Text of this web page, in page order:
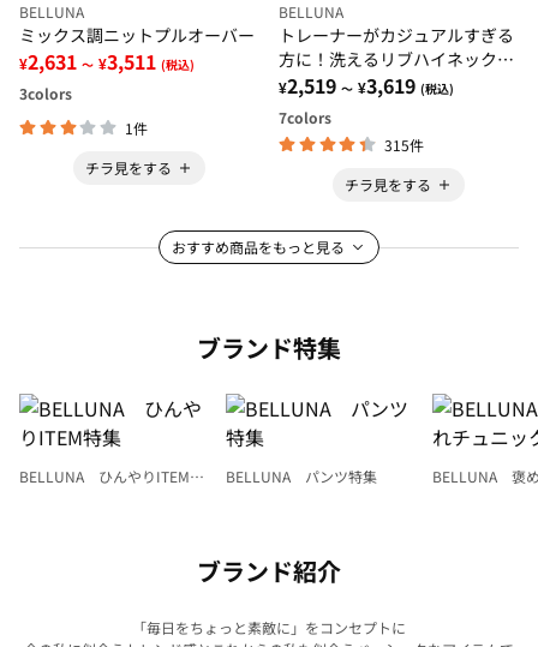
BELLUNA
ミックス調ニットプルオーバー
¥2,631 ～ ¥3,511 (税込)
3colors
1件
チラ見をする
BELLUNA
トレーナーがカジュアルすぎる
方に！洗えるリブハイネックニ
ット
¥2,519 ～ ¥3,619 (税込)
7colors
315件
チラ見をする
おすすめ商品をもっと見る
ブランド特集
BELLUNA ひんやりITEM特
BELLUNA パンツ特集
BELLUNA 褒
ブランド紹介
「毎日をちょっと素敵に」をコンセプトに